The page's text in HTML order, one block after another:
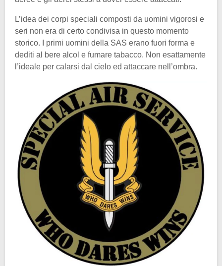
L’idea dei corpi speciali composti da uomini vigorosi e
seri non era di certo condivisa in questo momento
storico. I primi uomini della SAS erano fuori forma e
dediti al bere alcol e fumare tabacco. Non esattamente
l’ideale per calarsi dal cielo ed attaccare nell’ombra.